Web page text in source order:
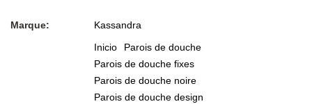
Marque: Kassandra
Inicio
Parois de douche
Parois de douche fixes
Parois de douche noire
Parois de douche design